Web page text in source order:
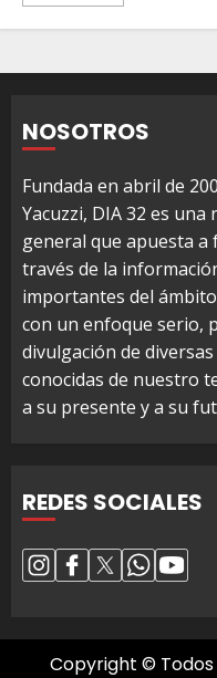
NOSOTROS
Fundada en abril de
Yacuzzi, DIA 32 es
general que apuesta a
través de la
importantes del
con un enfoque serio,
divulgación de
conocidas de nuestro
a su presente y a su
REDES SOCIALES
Copyright ©